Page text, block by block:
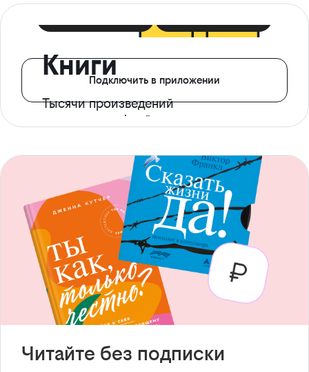
Книги
Тысячи произведений
с доступом офлайн
Подключить в приложении
Читайте без подписки